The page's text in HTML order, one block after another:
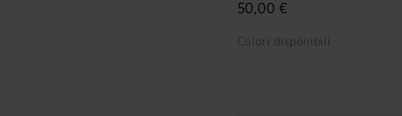
50,00 €
Colori disponibili